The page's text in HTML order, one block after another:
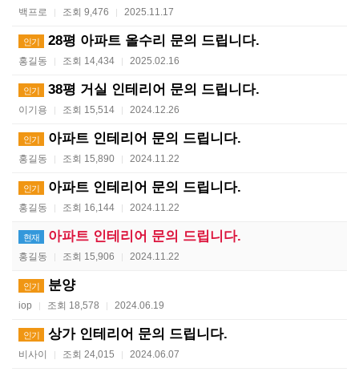
백프로 | 조회 9,476 | 2025.11.17
인기 28평 아파트 올수리 문의 드립니다.
홍길동 | 조회 14,434 | 2025.02.16
인기 38평 거실 인테리어 문의 드립니다.
이기용 | 조회 15,514 | 2024.12.26
인기 아파트 인테리어 문의 드립니다.
홍길동 | 조회 15,890 | 2024.11.22
인기 아파트 인테리어 문의 드립니다.
홍길동 | 조회 16,144 | 2024.11.22
현재 아파트 인테리어 문의 드립니다.
홍길동 | 조회 15,906 | 2024.11.22
인기 분양
iop | 조회 18,578 | 2024.06.19
인기 상가 인테리어 문의 드립니다.
비사이 | 조회 24,015 | 2024.06.07